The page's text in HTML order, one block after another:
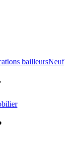
bailleursNeuf